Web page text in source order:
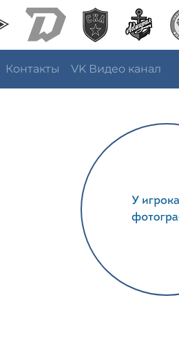
Контакты VK Видео канал